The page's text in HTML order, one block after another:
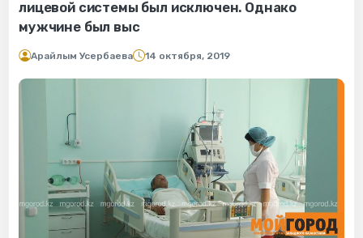
лицевой системы был исключен. Однако
мужчине был выс
Арайлым Усербаева 14 октября, 2019